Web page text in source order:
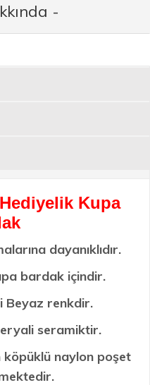
-
Kupa
dayanıklıdır.
bardak içindir.
Beyaz renkdir.
seramiktir.
köpüklü naylon poşet